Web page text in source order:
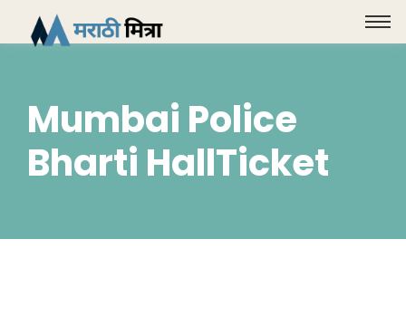
Mumbai Police
Bharti HallTicket